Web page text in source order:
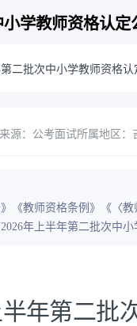
学教师资格认定
二批次中小学教师资格认
源：公考面试所属地区：
《教师资格条例》《〈
年上半年第二批次中
年第二批